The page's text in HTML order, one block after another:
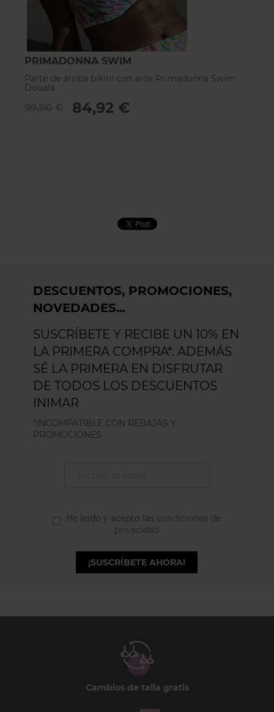
PRIMADONNA SWIM
Parte de arriba bikini con aros Primadonna Swim
Douala
84,92 €
DESCUENTOS, PROMOCIONES,
NOVEDADES...
SUSCRÍBETE Y RECIBE UN 10% EN
LA PRIMERA COMPRA*. ADEMÁS
SÉ LA PRIMERA EN DISFRUTAR
DE TODOS LOS DESCUENTOS
INIMAR
*INCOMPATIBLE CON REBAJAS Y
PROMOCIONES
He leído y acepto las condiciones de
privacidad
¡SUSCRÍBETE AHORA!
Cambios de talla gratis